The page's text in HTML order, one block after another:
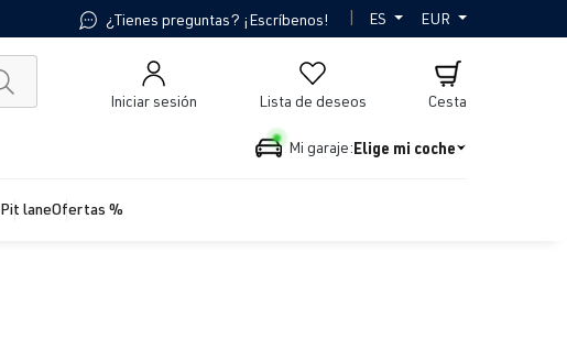
¿Tienes preguntas? ¡Escríbenos! | ES EUR
Lista de deseos
Iniciar sesión Cesta
Mi garaje:Elige mi coche
Pit laneOfertas %